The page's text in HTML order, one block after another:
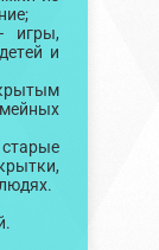
игры,
и